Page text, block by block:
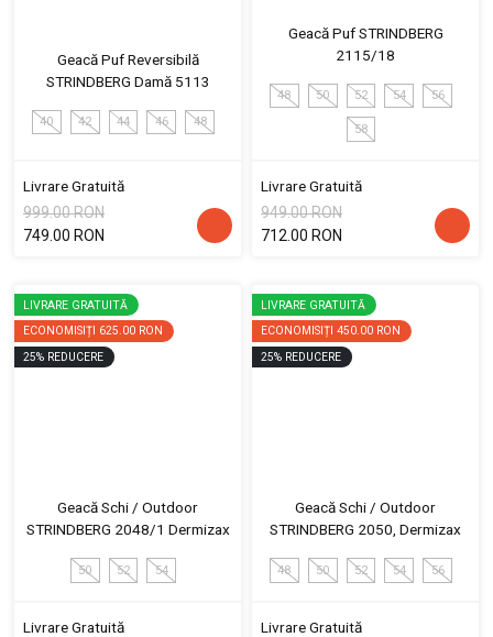
Geacă Puf Reversibilă
STRINDBERG Damă 5113
40 42 44 46 48
Livrare Gratuită
999.00 RON
749.00 RON
Geacă Puf STRINDBERG
2115/18
48 50 52 54 56
58
Livrare Gratuită
949.00 RON
712.00 RON
LIVRARE GRATUITĂ
ECONOMISIȚI 625.00 RON
25% REDUCERE
Geacă Schi / Outdoor
STRINDBERG 2048/1 Dermizax
50 52 54
Livrare Gratuită
LIVRARE GRATUITĂ
ECONOMISIȚI 450.00 RON
25% REDUCERE
Geacă Schi / Outdoor
STRINDBERG 2050, Dermizax
48 50 52 54 56
Livrare Gratuită